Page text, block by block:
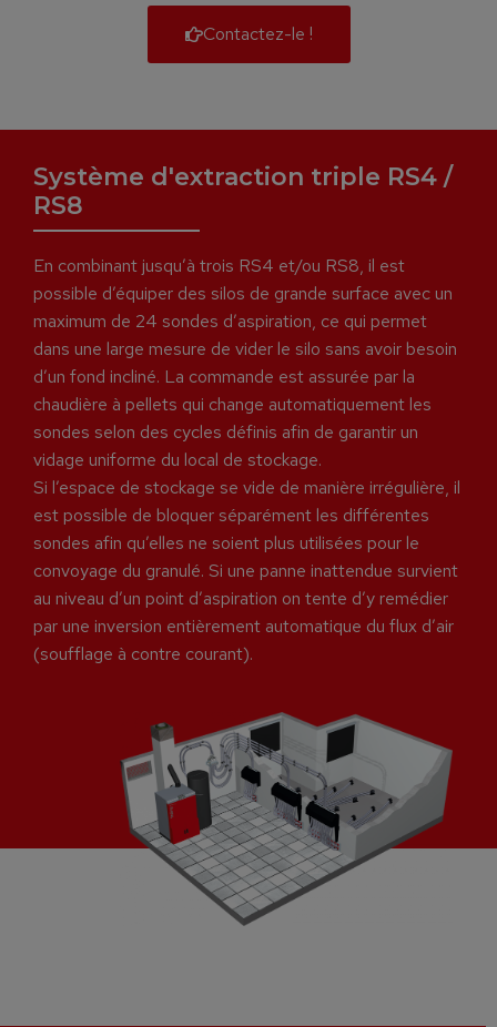
Contactez-le !
Système d'extraction triple RS4 /
RS8
En combinant jusqu’à trois RS4 et/ou RS8, il est
possible d’équiper des silos de grande surface avec un
maximum de 24 sondes d’aspiration, ce qui permet
dans une large mesure de vider le silo sans avoir besoin
d’un fond incliné. La commande est assurée par la
chaudière à pellets qui change automatiquement les
sondes selon des cycles définis afin de garantir un
vidage uniforme du local de stockage.
Si l’espace de stockage se vide de manière irrégulière, il
est possible de bloquer séparément les différentes
sondes afin qu’elles ne soient plus utilisées pour le
convoyage du granulé. Si une panne inattendue survient
au niveau d’un point d’aspiration on tente d’y remédier
par une inversion entièrement automatique du flux d’air
(soufflage à contre courant).